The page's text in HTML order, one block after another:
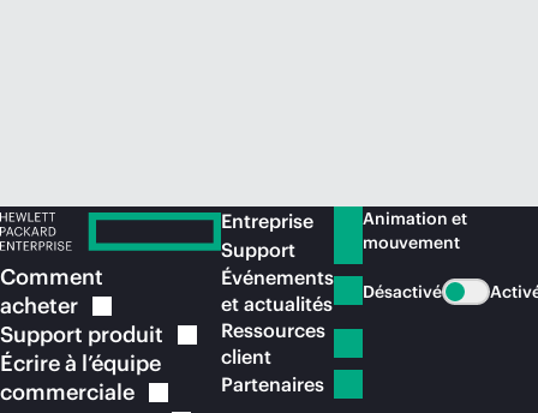
Comment
acheter
Support produit
Écrire à l’équipe
commerciale
Entreprise
Support
Événements
et actualités
Ressources
client
Partenaires
Animation et
mouvement
Désactivé